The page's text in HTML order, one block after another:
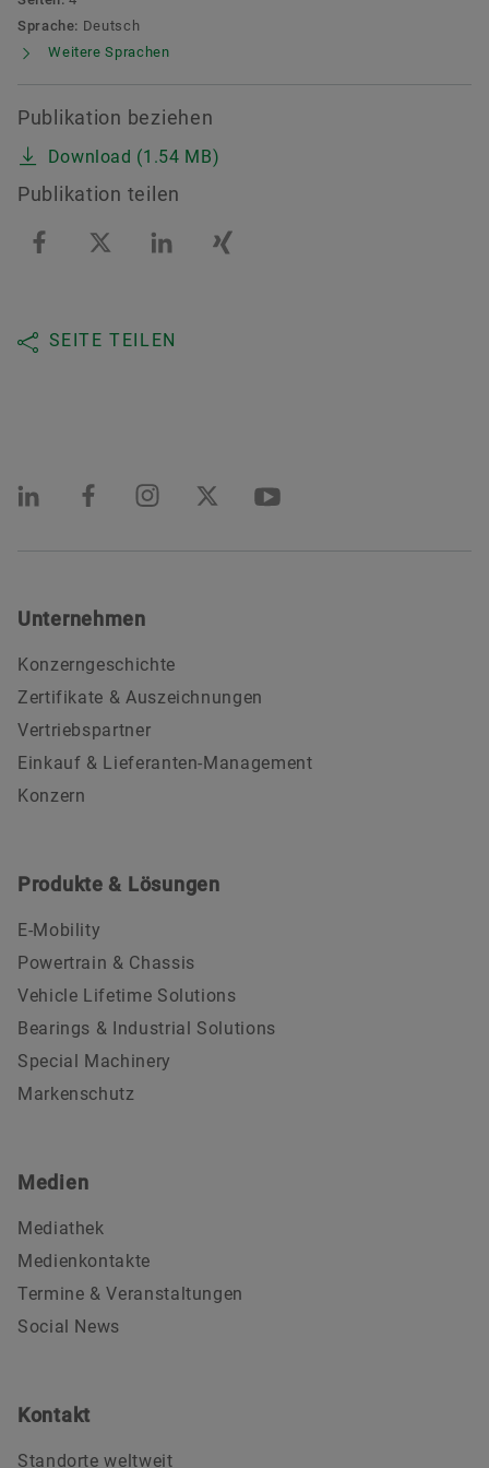
Sprache: Deutsch
Weitere Sprachen
Publikation beziehen
Download (1.54 MB)
Publikation teilen
SEITE TEILEN
Unternehmen
Konzerngeschichte
Zertifikate & Auszeichnungen
Vertriebspartner
Einkauf & Lieferanten-Management
Konzern
Produkte & Lösungen
E-Mobility
Powertrain & Chassis
Vehicle Lifetime Solutions
Bearings & Industrial Solutions
Special Machinery
Markenschutz
Medien
Mediathek
Medienkontakte
Termine & Veranstaltungen
Social News
Kontakt
Standorte weltweit